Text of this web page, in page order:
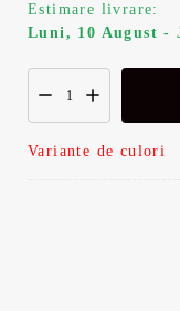
Estimare livrare:
Luni, 10 August -
Variante de culori